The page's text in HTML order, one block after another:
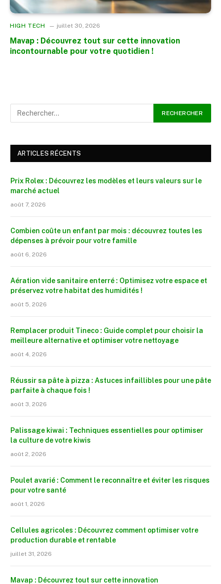
HIGH TECH juillet 30, 2026
Mavap : Découvrez tout sur cette innovation
incontournable pour votre quotidien !
ARTICLES RÉCENTS
Prix Rolex : Découvrez les modèles et leurs valeurs sur le
marché actuel
août 7, 2026
Combien coûte un enfant par mois : découvrez toutes les
dépenses à prévoir pour votre famille
août 6, 2026
Aération vide sanitaire enterré : Optimisez votre espace et
préservez votre habitat des humidités !
août 5, 2026
Remplacer produit Tineco : Guide complet pour choisir la
meilleure alternative et optimiser votre nettoyage
août 4, 2026
Réussir sa pâte à pizza : Astuces infaillibles pour une pâte
parfaite à chaque fois !
août 3, 2026
Palissage kiwai : Techniques essentielles pour optimiser
la culture de votre kiwis
août 2, 2026
Poulet avarié : Comment le reconnaître et éviter les risques
pour votre santé
août 1, 2026
Cellules agricoles : Découvrez comment optimiser votre
production durable et rentable
juillet 31, 2026
Mavap : Découvrez tout sur cette innovation